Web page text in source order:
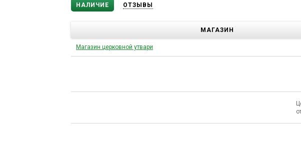
НАЛИЧИЕ ОТЗЫВЫ
МАГАЗИН
Магазин церковной утвари